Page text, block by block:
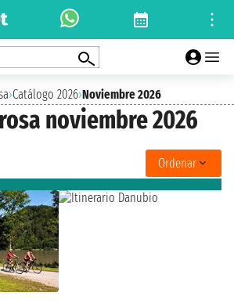
›Catálogo 2026›Noviembre 2026
noviembre 2026
Ordenar